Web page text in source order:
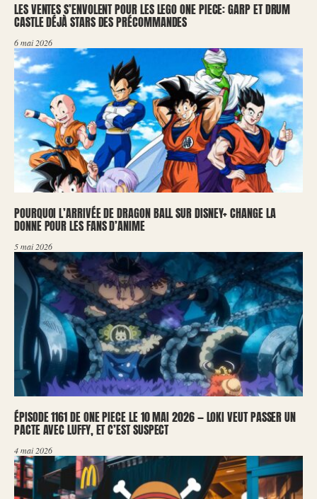
LES VENTES S’ENVOLENT POUR LES LEGO ONE PIECE: GARP ET DRUM
CASTLE DÉJÀ STARS DES PRÉCOMMANDES
6 mai 2026
POURQUOI L’ARRIVÉE DE DRAGON BALL SUR DISNEY+ CHANGE LA
DONNE POUR LES FANS D’ANIME
5 mai 2026
ÉPISODE 1161 DE ONE PIECE LE 10 MAI 2026 — LOKI VEUT PASSER UN
PACTE AVEC LUFFY, ET C’EST SUSPECT
4 mai 2026